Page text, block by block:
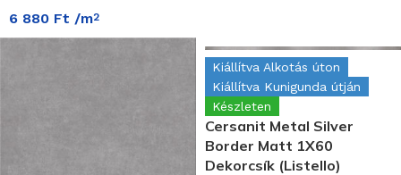
6 880 Ft /m2
Kiállítva Alkotás úton
Kiállítva Kunigunda útján
Készleten
Cersanit Metal Silver
Border Matt 1X60
Dekorcsík (Listello)